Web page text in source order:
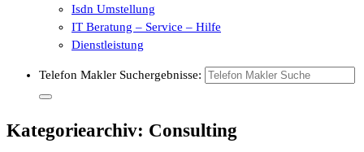
Isdn Umstellung
IT Beratung – Service – Hilfe
Dienstleistung
Telefon Makler Suchergebnisse:
Kategoriearchiv: Consulting